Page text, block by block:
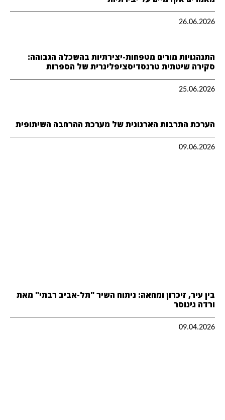
26.06.2026
התנהגויות מורים מטפחות-יצירתיות בהשכלה הגבוהה:
סקירה שיטתית טרנסדיסציפלינרית של הספרות
25.06.2026
הערכת התרבות הארגונית של מערכת ההרחבה השיתופית
09.06.2026
בין עיר, זיכרון ומחאה: ניתוח השיר "תל-אביב רבתי" מאת
ורדה גינוסר
09.04.2026